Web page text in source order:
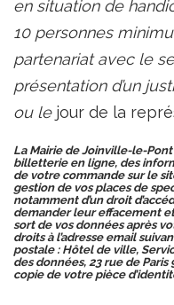
en situation de
10 personnes
partenariat avec le
présentation d’un
ou le jour de la
La Mairie de Joinville-le-
billetterie en ligne, des
de votre commande sur le
gestion de vos places de
notamment d’un droit
demander leur effacement
sort de vos données après
droits à l’adresse email
postale : Hôtel de ville,
des données, 23 rue de
copie de votre pièce